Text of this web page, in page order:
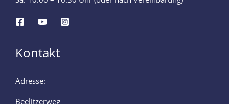
Kontakt
Adresse:
Beelitzerweg